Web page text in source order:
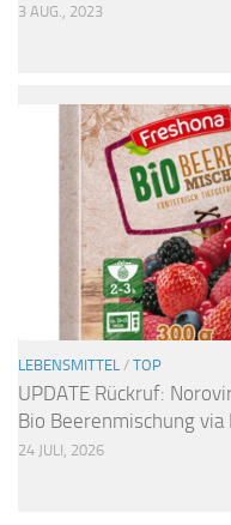
3 AUG., 2023
LEBENSMITTEL / TOP
UPDATE Rückruf:
Bio Beerenmischung via
24 JULI, 2026